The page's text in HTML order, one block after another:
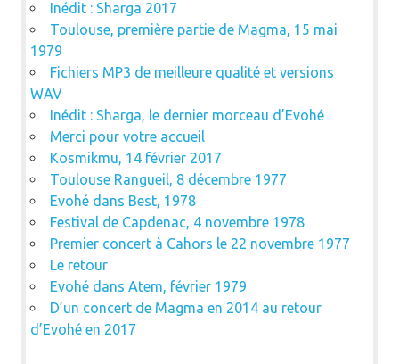
Inédit : Sharga 2017
Toulouse, première partie de Magma, 15 mai
1979
Fichiers MP3 de meilleure qualité et versions
WAV
Inédit : Sharga, le dernier morceau d’Evohé
Merci pour votre accueil
Kosmikmu, 14 février 2017
Toulouse Rangueil, 8 décembre 1977
Evohé dans Best, 1978
Festival de Capdenac, 4 novembre 1978
Premier concert à Cahors le 22 novembre 1977
Le retour
Evohé dans Atem, février 1979
D’un concert de Magma en 2014 au retour
d’Evohé en 2017